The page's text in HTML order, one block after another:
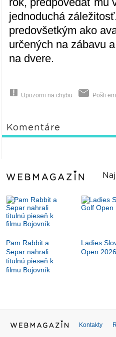
jednoduchá
predovšetkým ako
určených na zábavu
na dvere.
Upozorni na chybu Pošli
Komentáre
Pam Rabbit a
Separ nahrali
titulnú pieseň k
filmu Bojovník
Ladies
Open 2026
Kontakty